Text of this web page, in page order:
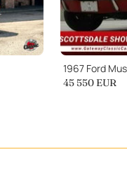
1967 Ford
45 550 EUR